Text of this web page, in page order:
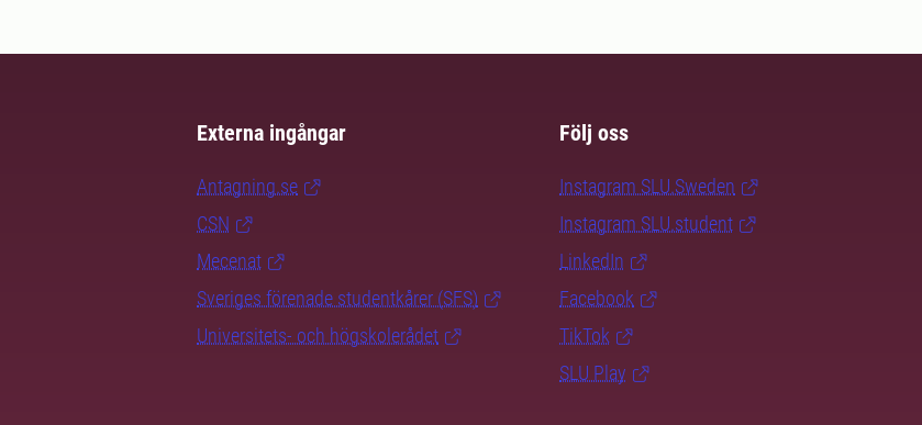
Externa ingångar
Antagning.se
CSN
Mecenat
Sveriges förenade studentkårer (SFS)
Universitets- och högskolerådet
Följ oss
Instagram SLU.Sweden
Instagram SLU.student
LinkedIn
Facebook
TikTok
SLU Play